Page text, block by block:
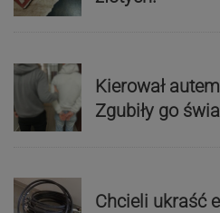
Kierował
Zgubiły go
Chcieli ukraść